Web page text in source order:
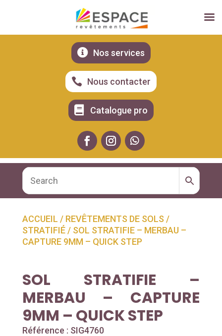
 Nos services
 Nous contacter
 Catalogue pro
ACCUEIL / REVÊTEMENTS DE SOLS /
STRATIFIÉ/ SOL STRATIFIE – MERBAU –
CAPTURE 9MM – QUICK STEP
SOL STRATIFIE –
MERBAU – CAPTURE
9MM – QUICK STEP
Référence : SIG4760